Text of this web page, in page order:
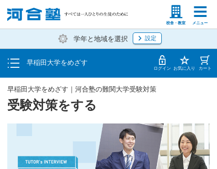
校舎・教室 メニュー
塾生の方 高等学校の先生
学年と地域を選択 設定
早稲田大学をめざす
大学を知る
受験対策をする
早大志望者のためのイベント ログイン お気に入り カート
受験対策をする
早稲田大学をめざす｜河合塾の難関大学受験対策